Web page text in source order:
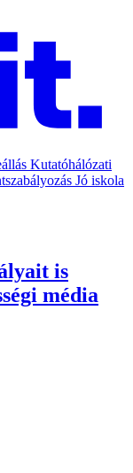
Kutatóhálózati
Jó iskola
is
média